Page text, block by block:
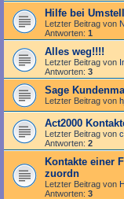
Hilfe bei
Letzter Beitrag von
Antworten: 1
Alles weg!!!!
Letzter Beitrag von
Antworten: 3
Sage
Letzter Beitrag von
Act2000
Letzter Beitrag von
Antworten: 2
Kontakte einer
zuordn
Letzter Beitrag von
Antworten: 3